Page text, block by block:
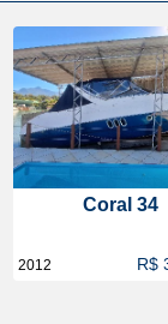
Coral 34
2012 R$